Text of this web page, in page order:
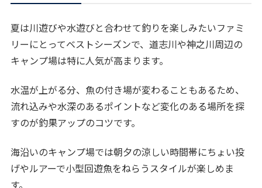
夏は川遊びや水遊びと合わせて釣りを楽しみたいファミ
リーにとってベストシーズンで、道志川や神之川周辺の
キャンプ場は特に人気が高まります。
水温が上がる分、魚の付き場が変わることもあるため、
流れ込みや水深のあるポイントなど変化のある場所を探
すのが釣果アップのコツです。
海沿いのキャンプ場では朝夕の涼しい時間帯にちょい投
げやルアーで小型回遊魚をねらうスタイルが楽しめま
す。